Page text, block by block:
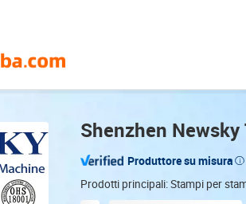
Shenzhen
Produttore su misura
Prodotti principali: Stampi per